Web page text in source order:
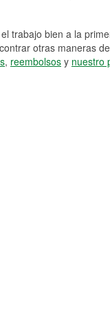
trabajo bien a la
otras maneras
, reembolsos y nuestro